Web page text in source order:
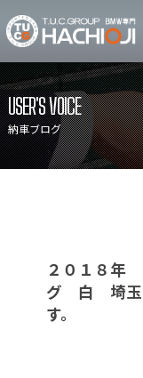
ニュース
目玉車両一覧
保証＆サービス
TUCとは？
USER'S VOICE
納車ブログ
２０１８年
グ 白 埼玉
す。